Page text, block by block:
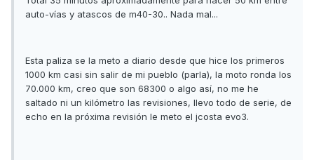
auto-vías y atascos de m40-30.. Nada mal...
Esta paliza se la meto a diario desde que hice los primeros
1000 km casi sin salir de mi pueblo (parla), la moto ronda los
70.000 km, creo que son 68300 o algo así, no me he
saltado ni un kilómetro las revisiones, llevo todo de serie, de
echo en la próxima revisión le meto el jcosta evo3.